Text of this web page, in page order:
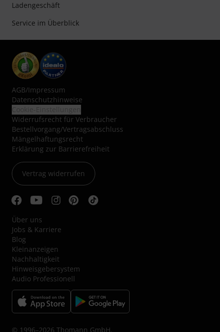
Ladengeschäft
Service im Überblick
AGB/Impressum
Datenschutzhinweise
Widerrufsrecht für Verbraucher
Bestellvorgang/Vertragsabschluss
Mängelhaftungsrecht
Erklärung zur Barrierefreiheit
Vertrag widerrufen
Über uns
Jobs & Karriere
Blog
Kleinanzeigen
Nachhaltigkeit
Hinweisgebersystem
Audio Professionell
© 1996–2026 Thomann GmbH.